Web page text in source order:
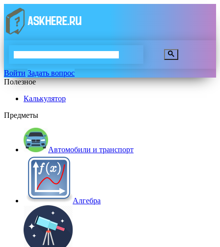
Войти Задать вопрос
Полезное
Калькулятор
Предметы
Автомобили и транспорт
Алгебра